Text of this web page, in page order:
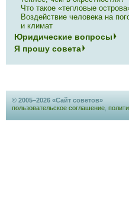
Что такое «тепловые
Воздействие человека на
и климат
Юридические вопросы
Я прошу совета
© 2005–2026 «Сайт советов»
пользовательское соглашение